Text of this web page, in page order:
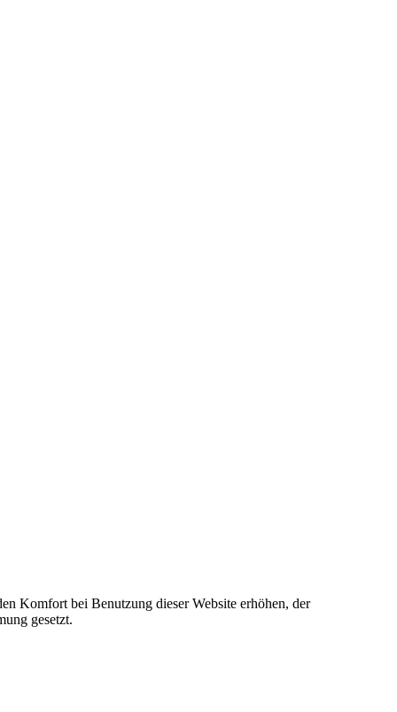
Komfort bei Benutzung dieser Website erhöhen, der
gesetzt.